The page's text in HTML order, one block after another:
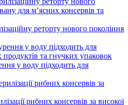
реторту нового покоління
у воду підходить для
рибних консервів за високої